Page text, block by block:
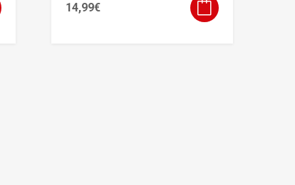
14,99€